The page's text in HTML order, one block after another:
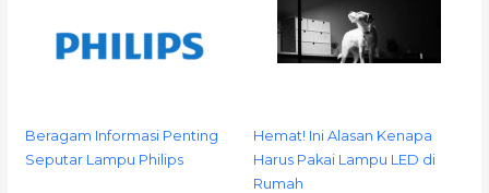
Beragam Informasi Penting
Seputar Lampu Philips
Hemat! Ini Alasan Kenapa
Harus Pakai Lampu LED di
Rumah